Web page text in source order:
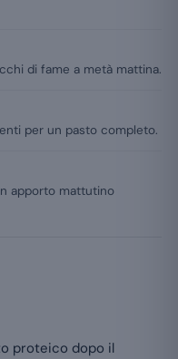
di fame a metà mattina.
per un pasto completo.
apporto mattutino
proteico dopo il